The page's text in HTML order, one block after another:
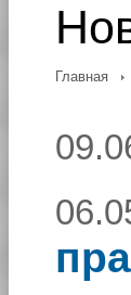
Главная